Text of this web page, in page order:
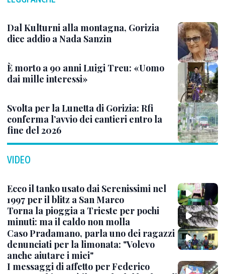
Dal Kulturni alla montagna, Gorizia
dice addio a Nada Sanzin
È morto a 90 anni Luigi Treu: «Uomo
dai mille interessi»
Svolta per la Lunetta di Gorizia: Rfi
conferma l’avvio dei cantieri entro la
fine del 2026
VIDEO
Ecco il tanko usato dai Serenissimi nel
1997 per il blitz a San Marco
Torna la pioggia a Trieste per pochi
minuti: ma il caldo non molla
Caso Pradamano, parla uno dei ragazzi
denunciati per la limonata: "Volevo
anche aiutare i miei"
I messaggi di affetto per Federico